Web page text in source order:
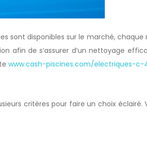
sont disponibles sur le marché,
afin de s’assurer d’un nettoyage
www.cash-piscines.com/electriques-c-
critères pour faire un choix éclairé.